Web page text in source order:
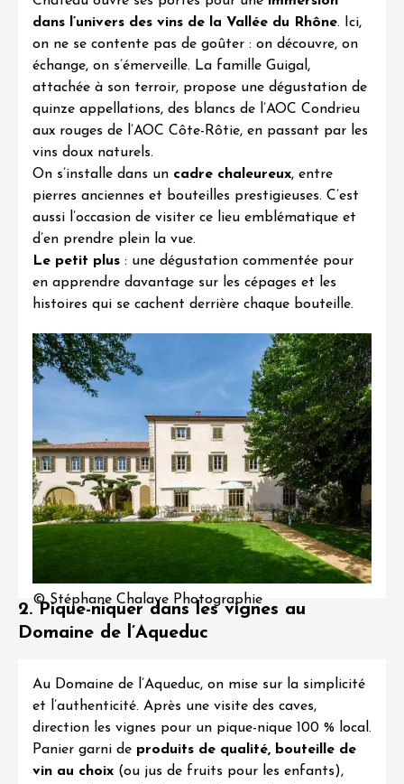
dans l’univers des vins de la Vallée du Rhône. Ici,
on ne se contente pas de goûter : on découvre, on
échange, on s’émerveille. La famille Guigal,
attachée à son terroir, propose une dégustation de
quinze appellations, des blancs de l’AOC Condrieu
aux rouges de l’AOC Côte-Rôtie, en passant par les
vins doux naturels.
On s’installe dans un cadre chaleureux, entre
pierres anciennes et bouteilles prestigieuses. C’est
aussi l’occasion de visiter ce lieu emblématique et
d’en prendre plein la vue.
Le petit plus : une dégustation commentée pour
en apprendre davantage sur les cépages et les
histoires qui se cachent derrière chaque bouteille.
© Stéphane Chalaye Photographie
2. Pique-niquer dans les vignes au
Domaine de l’Aqueduc
Au Domaine de l’Aqueduc, on mise sur la simplicité
et l’authenticité. Après une visite des caves,
direction les vignes pour un pique-nique 100 % local .
Panier garni de produits de qualité, bouteille de
vin au choix (ou jus de fruits pour les enfants),